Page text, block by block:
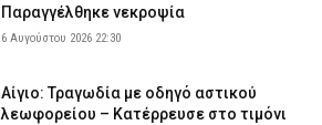
Παραγγέλθηκε νεκροψία
6 Αυγούστου 2026 22:30
Αίγιο: Τραγωδία με οδηγό αστικού
λεωφορείου – Κατέρρευσε στο τιμόνι